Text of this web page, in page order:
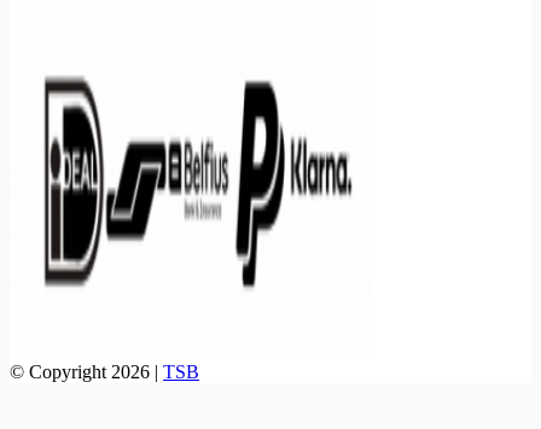
© Copyright 2026 | TSB